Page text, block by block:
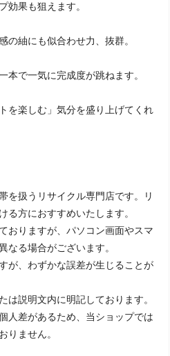
効果も狙えます。
の紬にも似合わせ力、抜群。
本で一気に完成度が跳ねます。
を楽しむ」気分を盛り上げてくれ
を扱うリサイクル専門店です。リ
る方におすすめいたします。
おりますが、パソコン画面やスマ
なる場合がございます。
が、わずかな誤差が生じることが
は説明文内に明記しております。
人差があるため、当ショップでは
りません。